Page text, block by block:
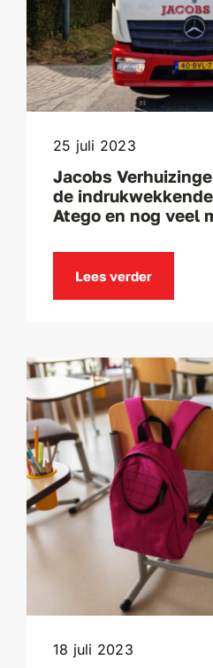
25 juli 2023
Jacobs
de
Atego en nog veel
Lees verder
18 juli 2023